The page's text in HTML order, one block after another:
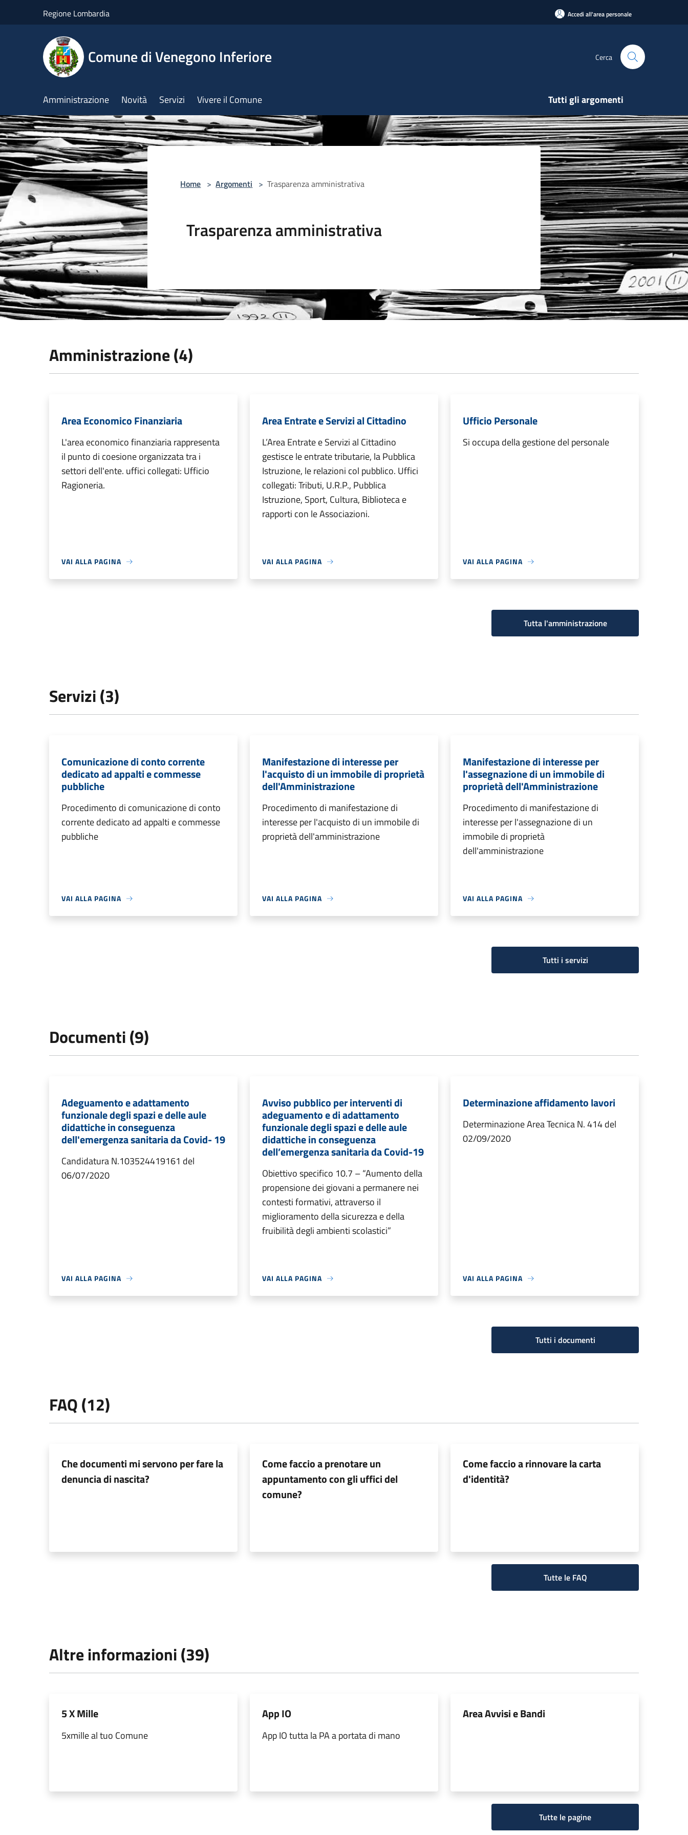
Regione Lombardia Accedi all'area personale
Comune di Venegono Inferiore Cerca
Amministrazione Novità Servizi Vivere il Comune Tutti gli argomenti
Home > Argomenti > Trasparenza amministrativa
Trasparenza amministrativa
Amministrazione (4)
Area Economico Finanziaria
L'area economico finanziaria rappresenta
il punto di coesione organizzata tra i
settori dell'ente. uffici collegati: Ufficio
Ragioneria.
VAI ALLA PAGINA
Area Entrate e Servizi al Cittadino
L’Area Entrate e Servizi al Cittadino
gestisce le entrate tributarie, la Pubblica
Istruzione, le relazioni col pubblico. Uffici
collegati: Tributi, U.R.P., Pubblica
Istruzione, Sport, Cultura, Biblioteca e
rapporti con le Associazioni.
VAI ALLA PAGINA
Ufficio Personale
Si occupa della gestione del personale
VAI ALLA PAGINA
Tutta l'amministrazione
Servizi (3)
Comunicazione di conto corrente
dedicato ad appalti e commesse
pubbliche
Procedimento di comunicazione di conto
corrente dedicato ad appalti e commesse
pubbliche
VAI ALLA PAGINA
Manifestazione di interesse per
l'acquisto di un immobile di proprietà
dell'Amministrazione
Procedimento di manifestazione di
interesse per l'acquisto di un immobile di
proprietà dell'amministrazione
VAI ALLA PAGINA
Manifestazione di interesse per
l'assegnazione di un immobile di
proprietà dell'Amministrazione
Procedimento di manifestazione di
interesse per l'assegnazione di un
immobile di proprietà
dell'amministrazione
VAI ALLA PAGINA
Tutti i servizi
Documenti (9)
Adeguamento e adattamento
funzionale degli spazi e delle aule
didattiche in conseguenza
dell'emergenza sanitaria da Covid- 19
Candidatura N.103524419161 del
06/07/2020
VAI ALLA PAGINA
Avviso pubblico per interventi di
adeguamento e di adattamento
funzionale degli spazi e delle aule
didattiche in conseguenza
dell’emergenza sanitaria da Covid-19
Obiettivo specifico 10.7 – “Aumento della
propensione dei giovani a permanere nei
contesti formativi, attraverso il
miglioramento della sicurezza e della
fruibilità degli ambienti scolastici”
VAI ALLA PAGINA
Determinazione affidamento lavori
Determinazione Area Tecnica N. 414 del
02/09/2020
VAI ALLA PAGINA
Tutti i documenti
FAQ (12)
Che documenti mi servono per fare la
denuncia di nascita?
Come faccio a prenotare un
appuntamento con gli uffici del
comune?
Come faccio a rinnovare la carta
d'identità?
Tutte le FAQ
Altre informazioni (39)
5 X Mille
5xmille al tuo Comune
App IO
App IO tutta la PA a portata di mano
Area Avvisi e Bandi
Tutte le pagine